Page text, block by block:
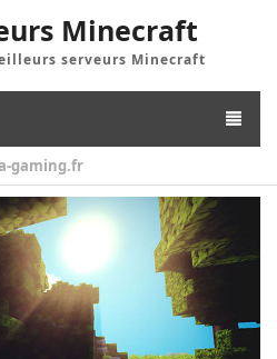
Minecraft
serveurs Minecraft
gaming.fr